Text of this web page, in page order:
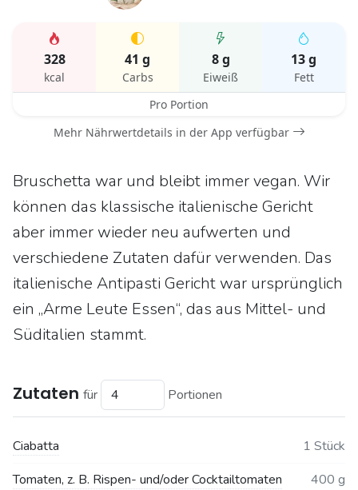
328
kcal
41 g
Carbs
8 g
Eiweiß
13 g
Fett
Pro Portion
Mehr Nährwertdetails in der App verfügbar
Bruschetta war und bleibt immer vegan. Wir
können das klassische italienische Gericht
aber immer wieder neu aufwerten und
verschiedene Zutaten dafür verwenden. Das
italienische Antipasti Gericht war ursprünglich
ein „Arme Leute Essen“, das aus Mittel- und
Süditalien stammt.
Zutaten für Portionen
Ciabatta
1 Stück
Tomaten, z. B. Rispen- und/oder Cocktailtomaten
400 g